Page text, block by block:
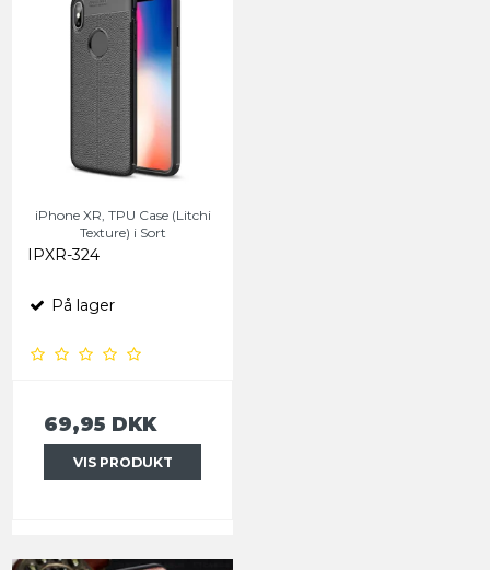
iPhone XR, TPU Case (Litchi
Texture) i Sort
IPXR-324
På lager
69,95 DKK
VIS PRODUKT